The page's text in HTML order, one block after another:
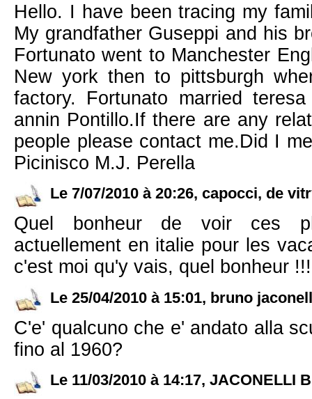
Hello. I have been tracing my
My grandfather Guseppi and his
Fortunato went to Manchester
New york then to pittsburgh
factory. Fortunato married
annin Pontillo.If there are any
people please contact me.Did I
Picinisco M.J. Perella
Le 7/07/2010 à 20:26, capocci, de
Quel bonheur de voir ces
actuellement en italie pour les
c'est moi qu'y vais, quel bonheur !!!
Le 25/04/2010 à 15:01, bruno
C'e' qualcuno che e' andato alla
fino al 1960?
Le 11/03/2010 à 14:17, JACONELLI